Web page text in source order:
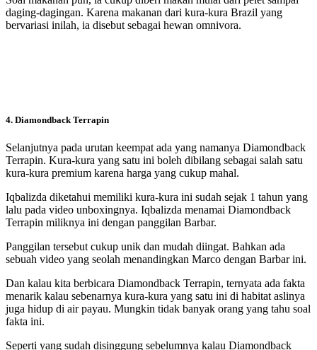
daging-dagingan. Karena makanan dari kura-kura Brazil yang
bervariasi inilah, ia disebut sebagai hewan omnivora.
4. Diamondback Terrapin
Selanjutnya pada urutan keempat ada yang namanya Diamondback
Terrapin. Kura-kura yang satu ini boleh dibilang sebagai salah satu
kura-kura premium karena harga yang cukup mahal.
Iqbalizda diketahui memiliki kura-kura ini sudah sejak 1 tahun yang
lalu pada video unboxingnya. Iqbalizda menamai Diamondback
Terrapin miliknya ini dengan panggilan Barbar.
Panggilan tersebut cukup unik dan mudah diingat. Bahkan ada
sebuah video yang seolah menandingkan Marco dengan Barbar ini.
Dan kalau kita berbicara Diamondback Terrapin, ternyata ada fakta
menarik kalau sebenarnya kura-kura yang satu ini di habitat aslinya
juga hidup di air payau. Mungkin tidak banyak orang yang tahu soal
fakta ini.
Seperti yang sudah disinggung sebelumnya kalau Diamondback